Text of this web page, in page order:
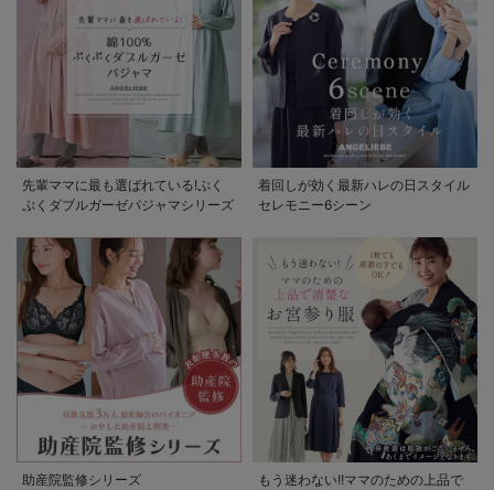
先輩ママに最も選ばれている!ぷく
ぷくダブルガーゼパジャマシリーズ
着回しが効く最新ハレの日スタイル
セレモニー6シーン
助産院監修シリーズ
もう迷わない!!ママのための上品で